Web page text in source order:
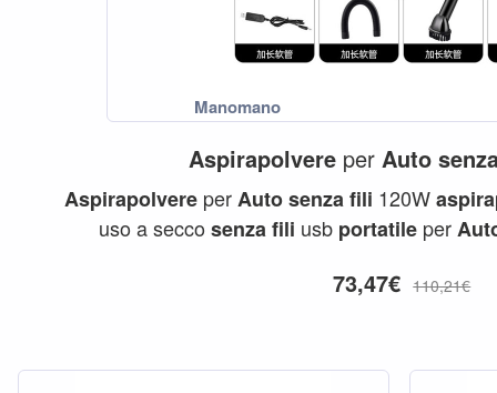
Aspirapolvereper Auto
Aspirapolvere per Auto senza fili 120W
uso a seccosenza fili usb portatile per
73,47€ 110,21€